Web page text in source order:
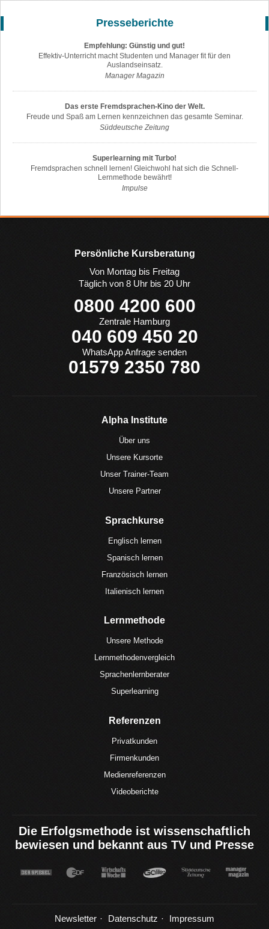
Presseberichte
Empfehlung: Günstig und gut!
Effektiv-Unterricht macht Studenten und Manager fit für den
Auslandseinsatz.
Manager Magazin
Das erste Fremdsprachen-Kino der Welt.
Freude und Spaß am Lernen kennzeichnen das gesamte Seminar.
Süddeutsche Zeitung
Superlearning mit Turbo!
Fremdsprachen schnell lernen! Gleichwohl hat sich die Schnell-
Lernmethode bewährt!
Impulse
Persönliche Kursberatung
Von Montag bis Freitag
Täglich von 8 Uhr bis 20 Uhr
0800 4200 600
Zentrale Hamburg
040 609 450 20
WhatsApp Anfrage senden
01579 2350 780
Alpha Institute
Über uns
Unsere Kursorte
Unser Trainer-Team
Unsere Partner
Sprachkurse
Englisch lernen
Spanisch lernen
Französisch lernen
Italienisch lernen
Lernmethode
Unsere Methode
Lernmethodenvergleich
Sprachenlernberater
Superlearning
Referenzen
Privatkunden
Firmenkunden
Medienreferenzen
Videoberichte
Die Erfolgsmethode ist wissenschaftlich
bewiesen und bekannt aus TV und Presse
Newsletter Datenschutz Impressum